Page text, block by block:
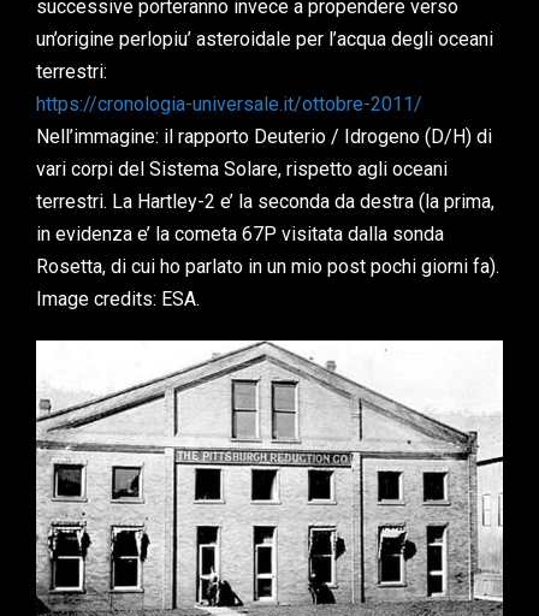
successive porteranno invece a propendere verso
un’origine perlopiu’ asteroidale per l’acqua degli oceani
terrestri:
https://cronologia-universale.it/ottobre-2011/
Nell’immagine: il rapporto Deuterio / Idrogeno (D/H) di
vari corpi del Sistema Solare, rispetto agli oceani
terrestri. La Hartley-2 e’ la seconda da destra (la prima,
in evidenza e’ la cometa 67P visitata dalla sonda
Rosetta, di cui ho parlato in un mio post pochi giorni fa).
Image credits: ESA.